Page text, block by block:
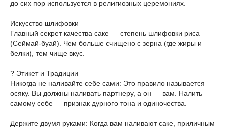
до сих пор используется в религиозных церемониях.
Искусство шлифовки
Главный секрет качества саке — степень шлифовки риса
(Сеймай-буай). Чем больше счищено с зерна (где жиры и
белки), тем чище вкус.
? Этикет и Традиции
Никогда не наливайте себе сами: Это правило называется
осяку. Вы должны наливать партнеру, а он — вам. Налить
самому себе — признак дурного тона и одиночества.
Держите двумя руками: Когда вам наливают саке, приличным